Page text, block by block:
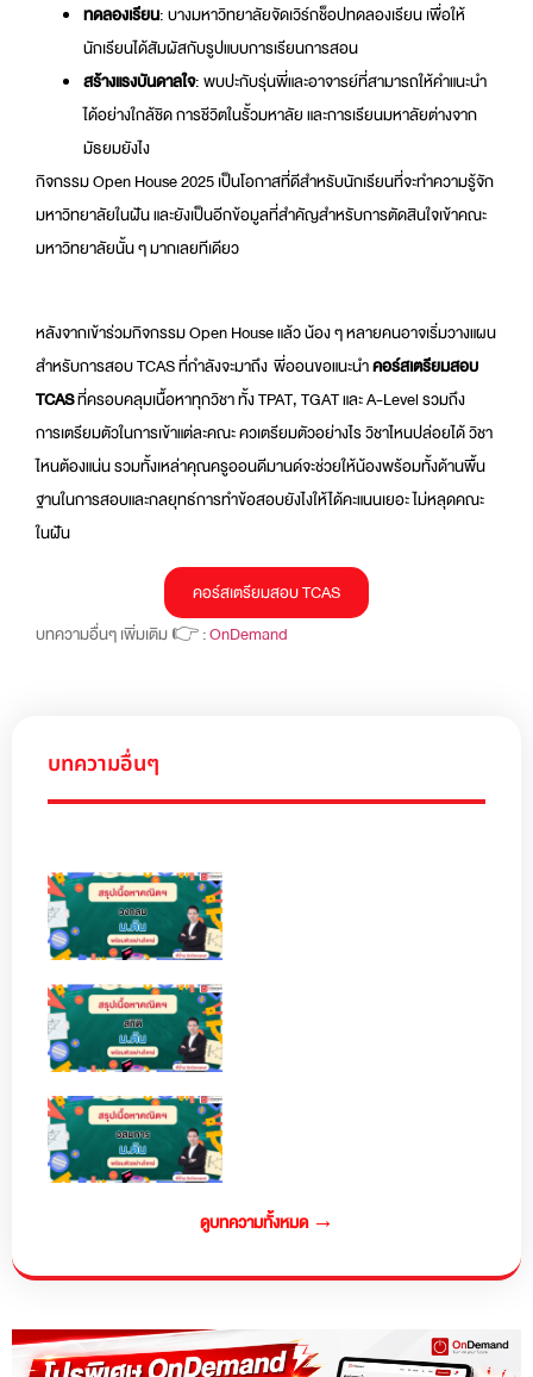
ทดลองเรียน: บางมหาวิทยาลัยจัดเวิร์กช็อปทดลองเรียน เพื่อให้
นักเรียนได้สัมผัสกับรูปแบบการเรียนการสอน
สร้างแรงบันดาลใจ: พบปะกับรุ่นพี่และอาจารย์ที่สามารถให้คำแนะนำ
ได้อย่างใกล้ชิด การชีวิตในรั้วมหาลัย และการเรียนมหาลัยต่างจาก
มัธยมยังไง
กิจกรรม Open House 2025 เป็นโอกาสที่ดีสำหรับนักเรียนที่จะทำความรู้จัก
มหาวิทยาลัยในฝัน และยังเป็นอีกข้อมูลที่สำคัญสำหรับการตัดสินใจเข้าคณะ
มหาวิทยาลัยนั้น ๆ มากเลยทีเดียว
หลังจากเข้าร่วมกิจกรรม Open House แล้ว น้อง ๆ หลายคนอาจเริ่มวางแผน
สำหรับการสอบ TCAS ที่กำลังจะมาถึง พี่ออนขอแนะนำคอร์สเตรียมสอบ
TCASที่ครอบคลุมเนื้อหาทุกวิชา ทั้ง TPAT, TGAT และ A-Level รวมถึง
การเตรียมตัวในการเข้าแต่ละคณะ ควเตรียมตัวอย่างไร วิชาไหนปล่อยได้ วิชา
ไหนต้องแน่น รวมทั้งเหล่าคุณครูออนดีมานด์จะช่วยให้น้องพร้อมทั้งด้านพื้น
ฐานในการสอบและกลยุทธ์การทำข้อสอบยังไงให้ได้คะแนนเยอะ ไม่หลุดคณะ
ในฝัน
คอร์สเตรียมสอบ TCAS
บทความอื่นๆ เพิ่มเติม 👉 :OnDemand
บทความอื่นๆ
ดูบทความทั้งหมด →